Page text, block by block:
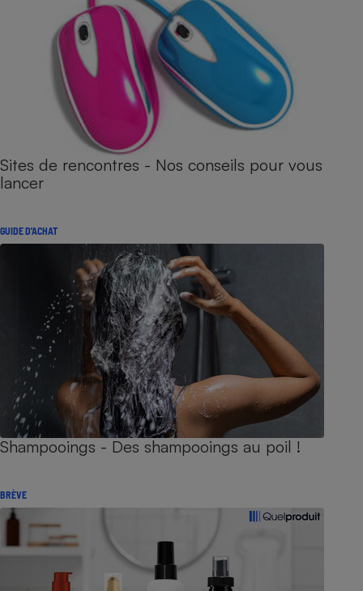
Sites de rencontres - Nos conseils pour vous
lancer
GUIDE D'ACHAT
Shampooings - Des shampooings au poil !
BRÈVE